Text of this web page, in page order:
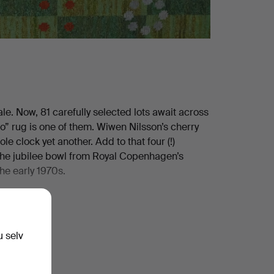
Now, 81 carefully selected lots await across
rug is one of them. Wiwen Nilsson’s cherry
clock yet another. Add to that four (!)
jubilee bowl from Royal Copenhagen’s
early 1970s.
the rest for yourself!
selv